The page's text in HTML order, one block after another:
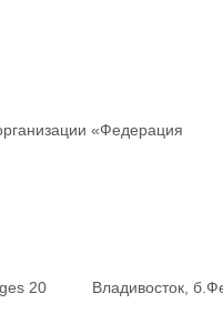
«Федерация
20 Владивосток,